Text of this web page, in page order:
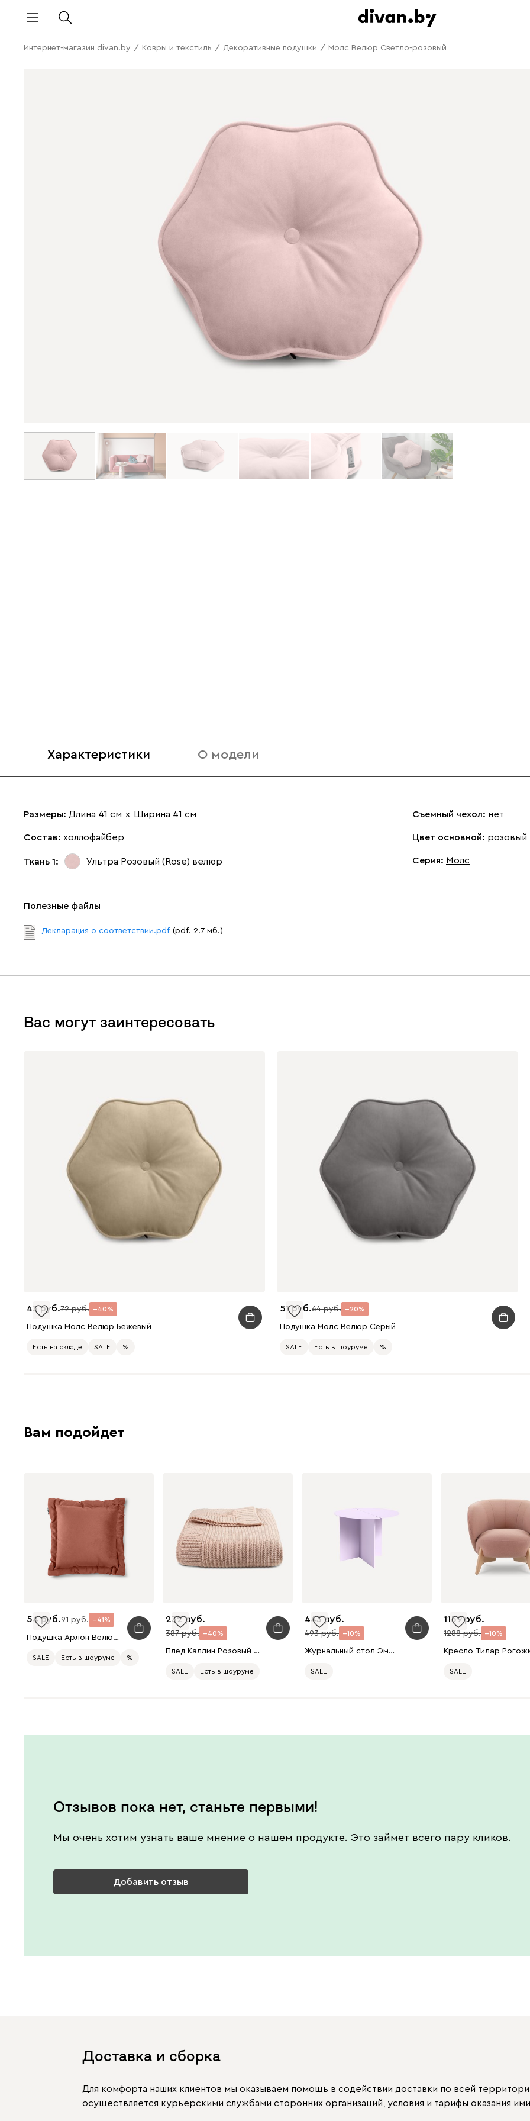
Интернет-магазин divan.by / Ковры и текстиль / Декоративные подушки / Молс Велюр Светло-розовый
Характеристики О модели
Размеры: Длина 41 см х Ширина 41 см
Состав: холлофайбер
Ткань 1: Ультра Розовый (Rose) велюр
Съемный чехол: нет
Цвет основной: розовый
Серия: Молс
Полезные файлы
Декларация о соответствии.pdf (pdf. 2.7 мб.)
Вас могут заинтересовать
43 72 40
Подушка Молс Велюр Бежевый
Есть на складе SALE %
51 64 20
Подушка Молс Велюр Серый
SALE Есть в шоуруме %
Вам подойдет
54 91 41
Подушка Арлон Велюр Терракотовый
SALE Есть в шоуруме %
232
387 40
Плед Каллин Розовый 140x200
SALE Есть в шоуруме
443
493 10
Журнальный стол Эмма-2 Лиловый
SALE
1159
1288 10
SALE
Отзывов пока нет, станьте первыми!
Мы очень хотим узнать ваше мнение о нашем продукте. Это займет всего пару кликов.
Добавить отзыв
Доставка и сборка
Для комфорта наших клиентов мы оказываем помощь в содействии доставки по всей
осуществляется курьерскими службами сторонних организаций, условия и тарифы оказания